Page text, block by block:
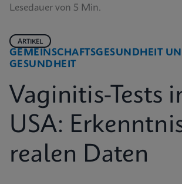
Lesedauer von 5 Min.
GEMEINSCHAFTSGESUNDHEIT
GESUNDHEIT
ARTIKEL
Vaginitis-Tests
USA:
realen Daten